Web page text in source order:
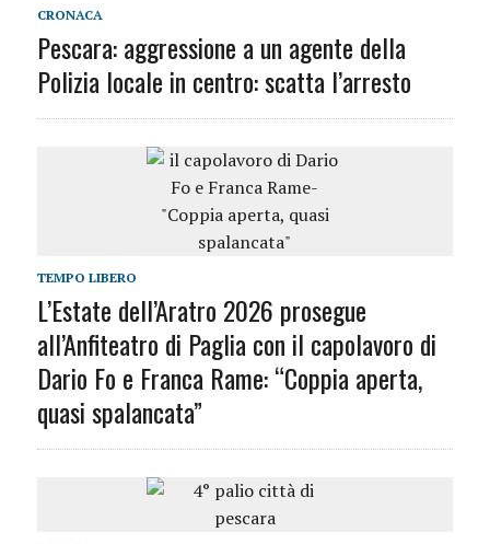
CRONACA
Pescara: aggressione a un agente della
Polizia locale in centro: scatta l’arresto
TEMPO LIBERO
L’Estate dell’Aratro 2026 prosegue
all’Anfiteatro di Paglia con il capolavoro di
Dario Fo e Franca Rame: “Coppia aperta,
quasi spalancata”